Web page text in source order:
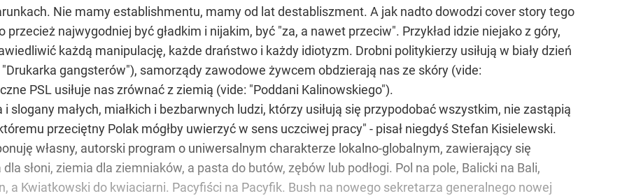
Nie mamy establishmentu, mamy od lat destabliszment. A jak nadto dowodzi cover story tego
przecież najwygodniej być gładkim i nijakim, być "za, a nawet przeciw". Przykład idzie niejako z góry,
każdą manipulację, każde draństwo i każdy idiotyzm. Drobni politykierzy usiłują w biały dzień
gangsterów"), samorządy zawodowe żywcem obdzierają nas ze skóry (vide:
PSL usiłuje nas zrównać z ziemią (vide: "Poddani Kalinowskiego").
i slogany małych, miałkich i bezbarwnych ludzi, którzy usiłują się przypodobać wszystkim, nie zastąpią
przeciętny Polak mógłby uwierzyć w sens uczciwej pracy" - pisał niegdyś Stefan Kisielewski.
własny, autorski program o uniwersalnym charakterze lokalno-globalnym, zawierający się
słoni, ziemia dla ziemniaków, a pasta do butów, zębów lub podłogi. Pol na pole, Balicki na Bali,
a Kwiatkowski do kwiaciarni. Pacyfiści na Pacyfik. Bush na nowego sekretarza generalnego nowej